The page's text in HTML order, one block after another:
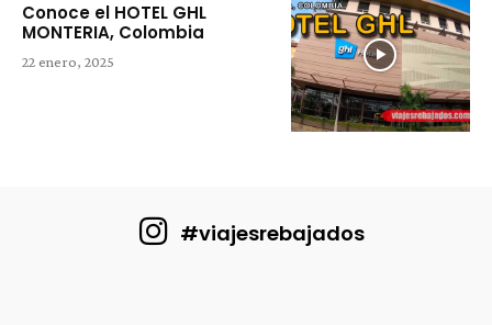
Conoce el HOTEL GHL
MONTERIA, Colombia
22 enero, 2025
#viajesrebajados